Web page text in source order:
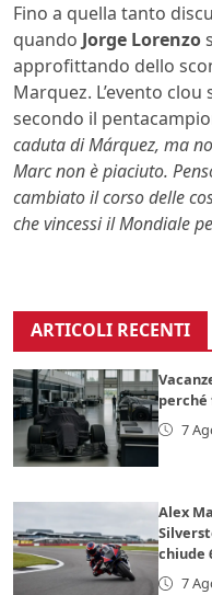
Fino a quella tanto
quando Jorge Lorenzo
approfittando dello
Marquez. L’evento
secondo il
caduta di Márquez, ma
Marc non è piaciuto.
cambiato il corso delle
che vincessi il Mondiale
ARTICOLI RECENTI
7
Alex
chiude
7